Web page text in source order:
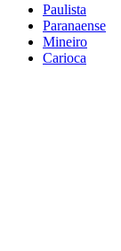
Paulista
Paranaense
Mineiro
Carioca